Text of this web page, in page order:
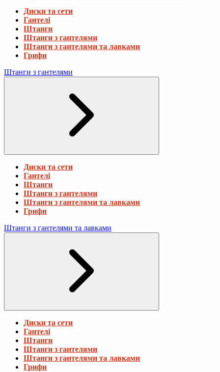
Диски та сети
Гантелі
Штанги
Штанги з гантелями
Штанги з гантелями та лавками
Грифи
Штанги з гантелями
Диски та сети
Гантелі
Штанги
Штанги з гантелями
Штанги з гантелями та лавками
Грифи
Штанги з гантелями та лавками
Диски та сети
Гантелі
Штанги
Штанги з гантелями
Штанги з гантелями та лавками
Грифи